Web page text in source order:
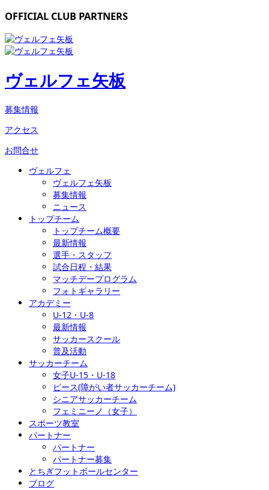
OFFICIAL CLUB PARTNERS
ヴェルフェ矢板
募集情報
アクセス
お問合せ
ヴェルフェ
ヴェルフェ矢板
募集情報
ニュース
トップチーム
トップチーム概要
最新情報
選手・スタッフ
試合日程・結果
マッチデープログラム
フォトギャラリー
アカデミー
U-12・U-8
最新情報
サッカースクール
普及活動
サッカーチーム
女子U-15・U-18
ピース(障がい者サッカーチーム)
シニアサッカーチーム
フェミニーノ（女子）
スポーツ教室
パートナー
パートナー
パートナー募集
とちぎフットボールセンター
ブログ